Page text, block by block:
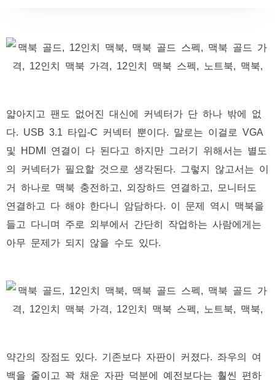
얇아지고 팬도 없어진 대신에 커넥터가 단 하나 밖에 없
다. USB 3.1 타입-C 커넥터 뿐이다. 말로는 이걸로 VGA
및 HDMI 연결이 다 된다고 하지만 그러기 위해서는 별도
의 커넥터가 필요할 것으로 생각된다. 그렇지 않고서는 이
거 하나로 맥북 충전하고, 외장하드 연결하고, 모니터도
연결하고 다 해야 한다니 암담하다. 이 문제 역시 맥북을
들고 다니며 주로 외부에서 간단히 작업하는 사람에게는
아무 문제가 되지 않을 수도 있다.
약간의 장점도 있다. 기존보다 자판이 커졌다. 좌우의 여
백을 줄이고 꽉 채운 자판 덕분에 예전보다는 훨씬 편하